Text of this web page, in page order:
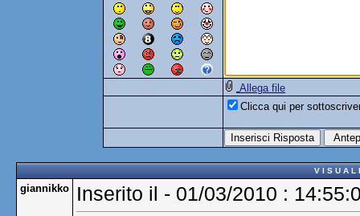
Allega file
Clicca qui per
V I S U A L
giannikko Inserito il - 01/03/2010 :